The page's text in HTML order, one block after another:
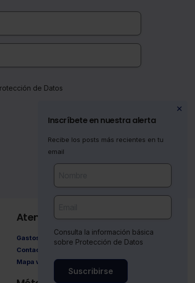
de Datos
✕
Inscríbete en nuestra alerta
Recibe los posts más recientes en tu
email
Consulta la información básica
sobre Protección de Datos
Suscribirse
Atención al cliente
Gastos de envío
Contacto
Mapa web